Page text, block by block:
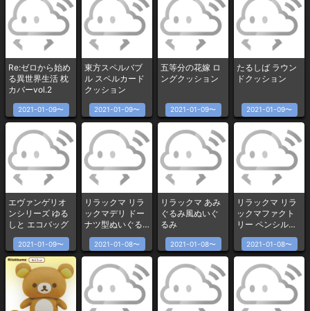
Re:ゼロから始め
る異世界生活 枕
カバーvol.2
2021-01-09〜
東方スペルバブ
ル スペルカード
クッション
2021-01-09〜
五等分の花嫁 ロ
ングクッション
2021-01-09〜
たるしば ラウン
ドクッション
2021-01-09〜
エヴァンゲリオ
ンシリーズ ゆる
しと エコバッグ
2021-01-09〜
リラックマ リラ
ックマデリ ドー
ナツ型ぬいぐる
み小物入れ
2021-01-08〜
リラックマ あみ
ぐるみ風ぬいぐ
るみ
2021-01-08〜
リラックマ リラ
ックマファクト
リー ペンシル型
加湿器
2021-01-08〜